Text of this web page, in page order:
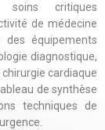
soins critiques
de médecine
des équipements
diagnostique,
cardiaque
de synthèse
techniques de